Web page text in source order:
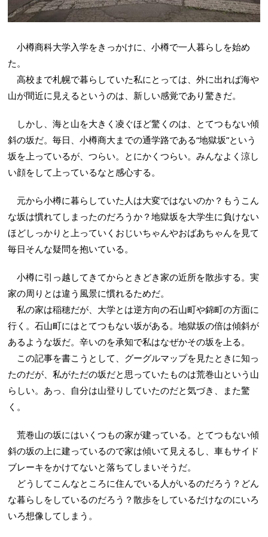
小樽商科大学入学をきっかけに、小樽で一人暮らしを始め
た。
高校まで札幌で暮らしていた私にとっては、外に出れば海や
山が間近に見えるというのは、新しい感覚であり驚きだ。
しかし、海と山を大きく凌ぐほど驚くのは、とてつもない傾
斜の坂だ。毎日、小樽商大までの通学路である“地獄坂”という
坂を上っているが、つらい。とにかくつらい。みんなよく涼し
い顔をして上っているなと感心する。
元から小樽に暮らしていた人は大変ではないのか？もうこん
な坂は慣れてしまったのだろうか？地獄坂を大学生に負けない
ほどしっかりと上っていくおじいちゃんやおばあちゃんを見て
毎日そんな疑問を抱いている。
小樽に引っ越してきてからときどき家の近所を散歩する。実
家の周りとは違う風景に慣れるためだ。
私の家は稲穂だが、大学とは逆方向の石山町や錦町の方面に
行く。石山町にはとてつもない坂がある。地獄坂の倍は傾斜が
あるような坂だ。辛いのを承知で私はなぜかその坂を上る。
この記事を書こうとして、グーグルマップを見たときに知っ
たのだが、私がただの坂だと思っていたものは荒巻山という山
らしい。あっ、自分は山登りしていたのだと気づき、また驚
く。
荒巻山の坂にはいくつもの家が建っている。とてつもない傾
斜の坂の上に建っているので家は傾いて見えるし、車もサイド
ブレーキをかけてないと落ちてしまいそうだ。
どうしてこんなところに住んでいる人がいるのだろう？どん
な暮らしをしているのだろう？散歩をしているだけなのにいろ
いろ想像してしまう。